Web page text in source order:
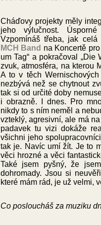
Cháďovy projekty měly
jeho výlučnost.
Vzpomínáš třeba, jak
MCH Band na Koncertě
um Tag“ a pokračoval
zvuk, atmosféra, na kterou
A to v těch
nezbývá než se chytnout
tak si od určité doby
i obrazně. I dnes. Pro
nikdy to s ním neměl a
vzteklý, agresivní, ale má
padavek tu vizi dokáže
všichni jeho
tak je. Navíc umí žít. Je to
věci hrozné a věci
Také jsem pyšný, že
dohromady. Jsou si
které mám rád, je už velmi,
Co posloucháš za muziku